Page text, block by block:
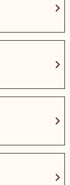
chevron_right
chevron_right
chevron_right
chevron_right